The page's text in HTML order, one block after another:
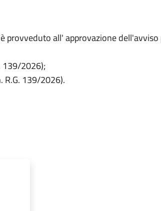
provveduto all' approvazione dell'avviso
139/2026);
R.G. 139/2026).